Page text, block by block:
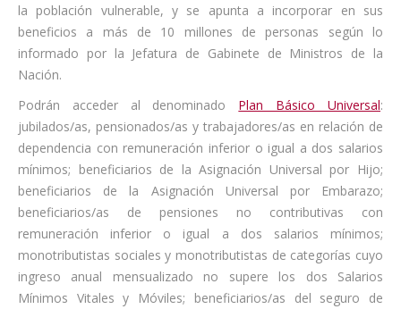
la población vulnerable, y se apunta a incorporar en sus
beneficios a más de 10 millones de personas según lo
informado por la Jefatura de Gabinete de Ministros de la
Nación.
Podrán acceder al denominado Plan Básico Universal:
jubilados/as, pensionados/as y trabajadores/as en relación de
dependencia con remuneración inferior o igual a dos salarios
mínimos; beneficiarios de la Asignación Universal por Hijo;
beneficiarios de la Asignación Universal por Embarazo;
beneficiarios/as de pensiones no contributivas con
remuneración inferior o igual a dos salarios mínimos;
monotributistas sociales y monotributistas de categorías cuyo
ingreso anual mensualizado no supere los dos Salarios
Mínimos Vitales y Móviles; beneficiarios/as del seguro de